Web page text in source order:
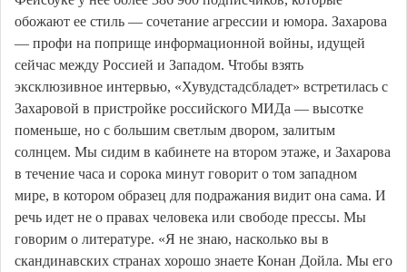
обожают ее стиль — сочетание агрессии и юмора. Захарова
— профи на поприще информационной войны, идущей
сейчас между Россией и Западом. Чтобы взять
эксклюзивное интервью, «Хувудстадсбладет» встретилась с
Захаровой в пристройке российского МИДа — высотке
поменьше, но с большим светлым двором, залитым
солнцем. Мы сидим в кабинете на втором этаже, и Захарова
в течение часа и сорока минут говорит о том западном
мире, в котором образец для подражания видит она сама. И
речь идет не о правах человека или свободе прессы. Мы
говорим о литературе. «Я не знаю, насколько вы в
скандинавских странах хорошо знаете Конан Дойла. Мы его